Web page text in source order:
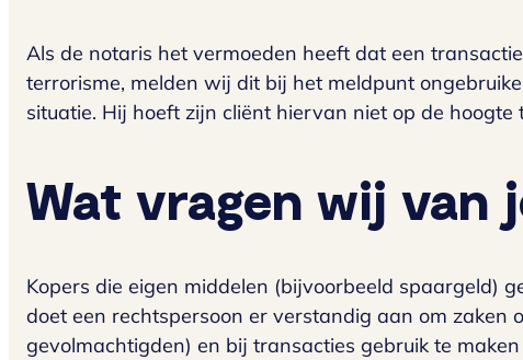
Als de notaris het vermoeden heeft dat een
terrorisme, melden wij dit bij het meldpunt
situatie. Hij hoeft zijn cliënt hiervan niet op de hoogte
Wat vragen wij van
Kopers die eigen middelen (bijvoorbeeld spaargeld)
doet een rechtspersoon er verstandig aan om
gevolmachtigden) en bij transacties gebruik te